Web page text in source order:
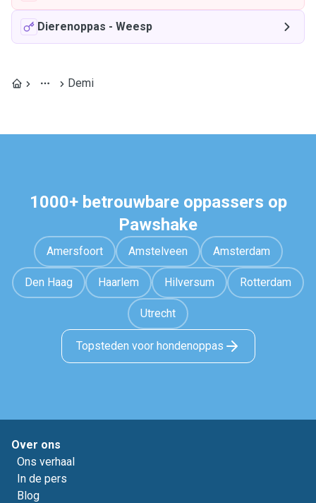
Dierenoppas - Weesp
Demi
1000+ betrouwbare oppassers op
Pawshake
Amersfoort Amstelveen Amsterdam
Den Haag Haarlem Hilversum Rotterdam
Utrecht
Topsteden voor hondenoppas
Over ons
Ons verhaal
In de pers
Blog